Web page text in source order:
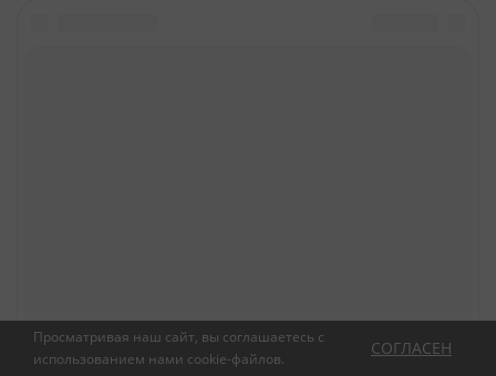
Просматривая наш сайт, вы соглашаетесь с
использованием нами cookie-файлов.
СОГЛАСЕН